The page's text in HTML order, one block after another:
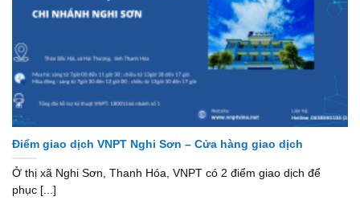
Điểm giao dịch VNPT Nghi Sơn – Cửa hàng giao dịch
Ở thị xã Nghi Sơn, Thanh Hóa, VNPT có 2 điểm giao dịch để
phục [...]